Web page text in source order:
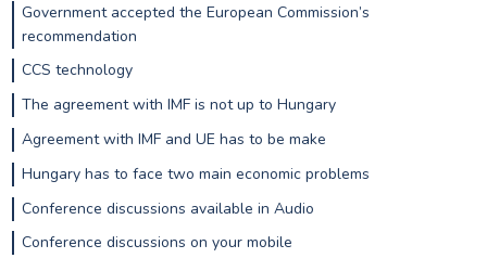
Government accepted the European Commission’s
recommendation
CCS technology
The agreement with IMF is not up to Hungary
Agreement with IMF and UE has to be make
Hungary has to face two main economic problems
Conference discussions available in Audio
Conference discussions on your mobile